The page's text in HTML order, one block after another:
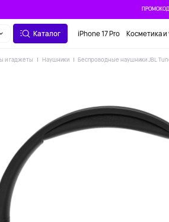
ПРОМОКОД
Каталог iPhone 17 Pro Косметика и
и гаджеты Наушники Беспроводные наушники JBL